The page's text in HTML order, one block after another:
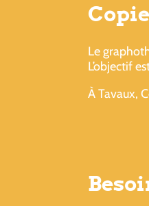
Le
L’objectif
À Tavaux,